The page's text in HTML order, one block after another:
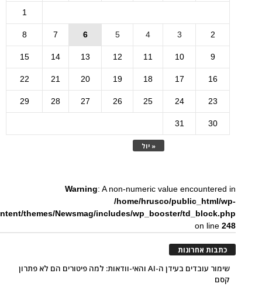
« יול
1
2
3
4
5
6
7
8
9
10
11
12
13
14
15
16
17
18
19
20
21
22
23
24
25
26
27
28
29
30
31
Warning: A non-numeric value encountered in
/home/hrusco/public_html/wp-
themes/Newsmag/includes/wp_booster/td_block.php
on line248
כתבות אחרונות
שימור עובדים בעידן ה-AI והאי-וודאות: למה פיטורים הם לא פתרון
קסם